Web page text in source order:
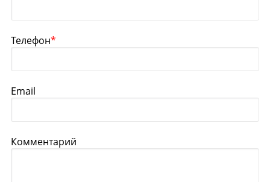
Телефон*
Email
Комментарий